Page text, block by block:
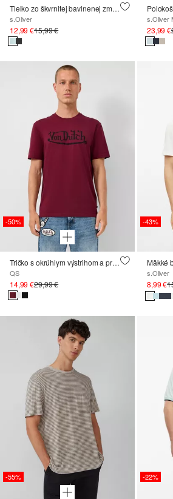
Tielko zo škvrnitej bavlnenej zmesi
s.Oliver
12,99 €15,99 €
s.Oliver
23,99 €
-50%
Tričko s okrúhlym výstrihom a prednou potlačou ; QS x Von Dutch
QS
14,99 €29,99 €
-43%
s.Oliver
8,99 €
-55% -22%